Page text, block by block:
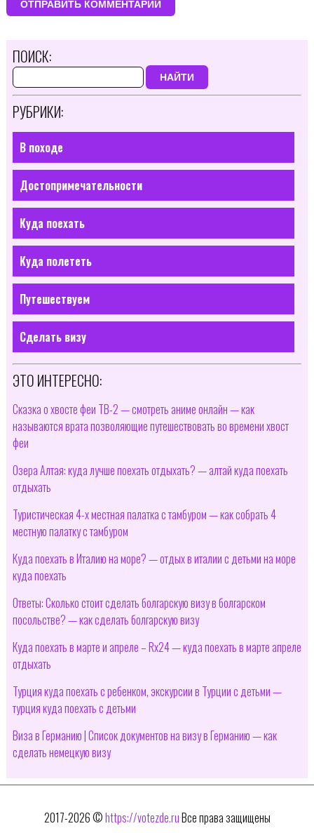
ПОИСК:
НАЙТИ
РУБРИКИ:
В походе
Достопримечательности
Куда поехать
Куда полететь
Путешествуем
Сделать визу
ЭТО ИНТЕРЕСНО:
Сказка о хвосте феи ТВ-2 — смотреть аниме онлайн — как
называются врата позволяющие путешествовать во времени хвост
феи
Озера Алтая: куда лучше поехать отдыхать? — алтай куда поехать
отдыхать
Туристическая 4-х местная палатка с тамбуром — как собрать 4
местную палатку с тамбуром
Куда поехать в Италию на море? — отдых в италии с детьми на море
куда поехать
Ответы: Сколько стоит сделать болгарскую визу в болгарском
посольстве? — как сделать болгарскую визу
Куда поехать в марте и апреле – Rx24 — куда поехать в марте апреле
отдыхать
Турция куда поехать с ребенком, экскурсии в Турции с детьми —
турция куда поехать с детьми
Виза в Германию | Список документов на визу в Германию — как
сделать немецкую визу
2017-2026 ©https://votezde.ruВсе права защищены